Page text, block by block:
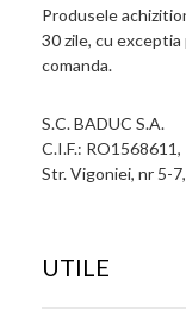
Produsele
30 zile, cu
comanda.
S.C. BADUC S.A.
C.I.F.:
Str. Vigoniei, nr 5-
UTILE